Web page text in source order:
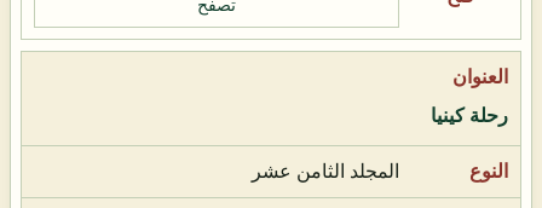
تصفح
رحلة كينيا
المجلد الثامن عشر